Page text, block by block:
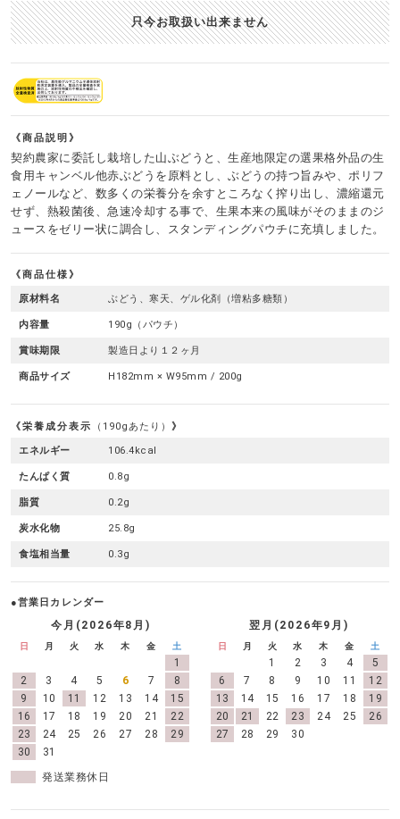
只今お取扱い出来ません
商品説明
契約農家に委託し栽培した山ぶどうと、生産地限定の選果格外品の生
食用キャンベル他赤ぶどうを原料とし、ぶどうの持つ旨みや、ポリフ
ェノールなど、数多くの栄養分を余すところなく搾り出し、濃縮還元
せず、熱殺菌後、急速冷却する事で、生果本来の風味がそのままのジ
ュースをゼリー状に調合し、スタンディングパウチに充填しました。
商品仕様
原材料名 ぶどう、寒天、ゲル化剤（増粘多糖類）
内容量 190g（パウチ）
賞味期限 製造日より１２ヶ月
商品サイズ H182mm × W95mm / 200g
栄養成分表示 （190gあたり）
エネルギー 106.4kcal
たんぱく質 0.8g
脂質 0.2g
炭水化物 25.8g
食塩相当量 0.3g
●営業日カレンダー
今月(2026年8月)
日 月 火 水 木 金 土
1
2
3 4 5 6 7
8
9
10 11 12 13 14
15
16
17 18 19 20 21
22
23
24 25 26 27 28
29
30
31
翌月(2026年9月)
日 月 火 水 木 金 土
1 2 3 4
5
6
7 8 9 10 11
12
13
14 15 16 17 18
19
20
21 22 23 24 25
26
27
28 29 30
発送業務休日